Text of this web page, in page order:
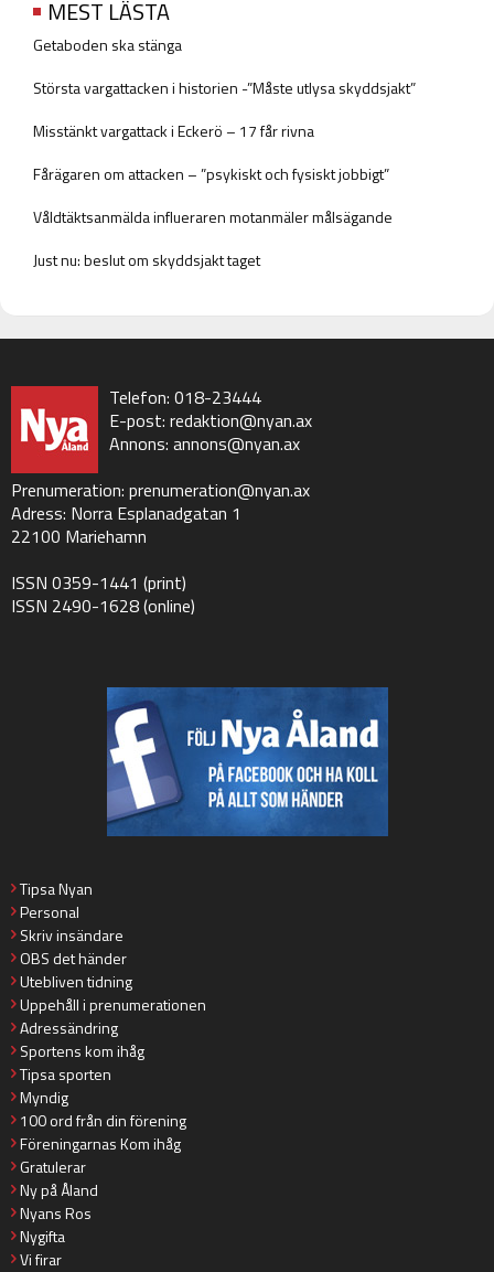
MEST LÄSTA
Getaboden ska stänga
Största vargattacken i historien -”Måste utlysa skyddsjakt”
Misstänkt vargattack i Eckerö – 17 får rivna
Fårägaren om attacken – ”psykiskt och fysiskt jobbigt”
Våldtäktsanmälda influeraren motanmäler målsägande
Just nu: beslut om skyddsjakt taget
Telefon: 018-23444
E-post: redaktion@nyan.ax
Annons: annons@nyan.ax
Prenumeration: prenumeration@nyan.ax
Adress: Norra Esplanadgatan 1
22100 Mariehamn
ISSN 0359-1441 (print)
ISSN 2490-1628 (online)
Tipsa Nyan
Personal
Skriv insändare
OBS det händer
Utebliven tidning
Uppehåll i prenumerationen
Adressändring
Sportens kom ihåg
Tipsa sporten
Myndig
100 ord från din förening
Föreningarnas Kom ihåg
Gratulerar
Ny på Åland
Nyans Ros
Nygifta
Vi firar